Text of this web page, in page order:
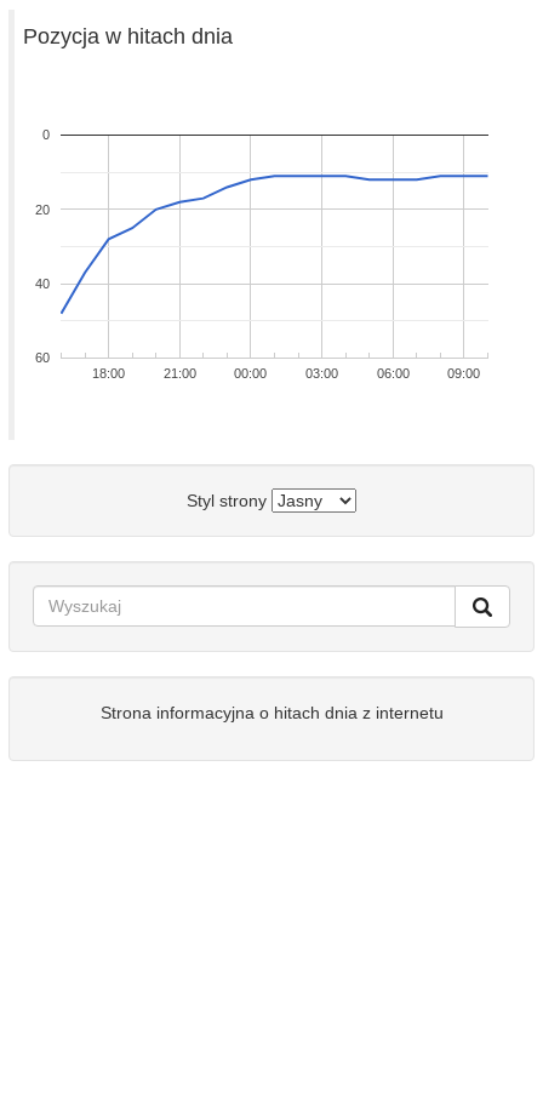
Pozycja w hitach dnia
18:00 21:00 00:00 03:00 06:00 09:00
0
20
40
60
Styl strony
Strona informacyjna o hitach dnia z internetu